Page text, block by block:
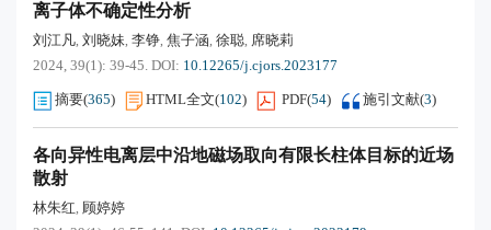
离子体不确定性分析
刘江凡, 刘晓妹, 李铮, 焦子涵, 徐聪, 席晓莉
2024, 39(1): 39-45. DOI: 10.12265/j.cjors.2023177
摘要(365) HTML全文(102) PDF(54) 施引文献(3)
各向异性电离层中沿地磁场取向有限长柱体目标的近场
散射
林朱红, 顾婷婷